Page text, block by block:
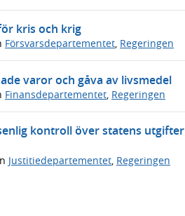
kris och krig
Försvarsdepartementet, Regeringen
varor och gåva av livsmedel
Finansdepartementet Regeringen
kontroll över statens utgifter
Justitiedepartementet, Regeringen